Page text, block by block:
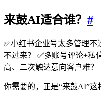
来鼓AI适合谁？ #
✅小红书企业号太多管理不
不过来？ ✅多账号评论+私
高、二次触达意向客户难？
你需要的，正是“来鼓AI”这